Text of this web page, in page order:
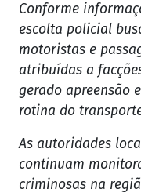
Conforme
escolta policial
motoristas e
atribuídas a
gerado apreensão
rotina do
As autoridades
continuam
criminosas na